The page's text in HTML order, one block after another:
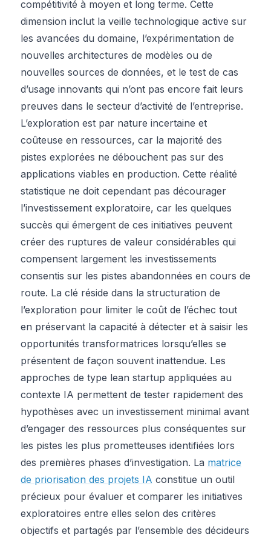
compétitivité à moyen et long terme. Cette
dimension inclut la veille technologique active sur
les avancées du domaine, l’expérimentation de
nouvelles architectures de modèles ou de
nouvelles sources de données, et le test de cas
d’usage innovants qui n’ont pas encore fait leurs
preuves dans le secteur d’activité de l’entreprise.
L’exploration est par nature incertaine et
coûteuse en ressources, car la majorité des
pistes explorées ne débouchent pas sur des
applications viables en production. Cette réalité
statistique ne doit cependant pas décourager
l’investissement exploratoire, car les quelques
succès qui émergent de ces initiatives peuvent
créer des ruptures de valeur considérables qui
compensent largement les investissements
consentis sur les pistes abandonnées en cours de
route. La clé réside dans la structuration de
l’exploration pour limiter le coût de l’échec tout
en préservant la capacité à détecter et à saisir les
opportunités transformatrices lorsqu’elles se
présentent de façon souvent inattendue. Les
approches de type lean startup appliquées au
contexte IA permettent de tester rapidement des
hypothèses avec un investissement minimal avant
d’engager des ressources plus conséquentes sur
les pistes les plus prometteuses identifiées lors
des premières phases d’investigation. La matrice
de priorisation des projets IA constitue un outil
précieux pour évaluer et comparer les initiatives
exploratoires entre elles selon des critères
objectifs et partagés par l’ensemble des décideurs